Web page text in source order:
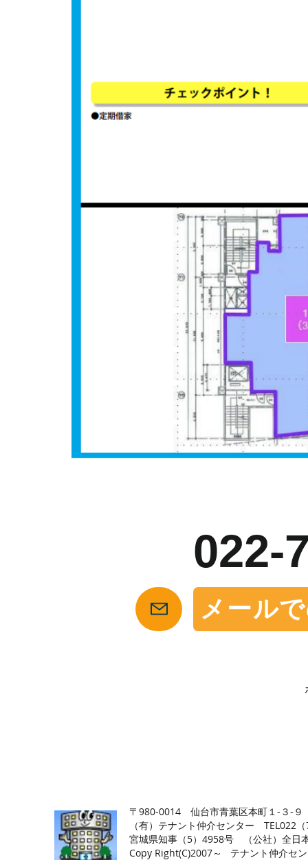
022-
メール
〒980-0014 仙台市青葉区本町１-３-９
（有）テナント仲介センター TEL022
宮城県知事（5）4958号 （公社）全日
Copy Right(C)2007～ テナント仲介セ